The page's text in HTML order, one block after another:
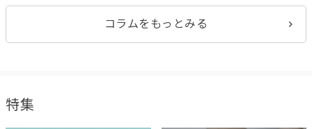
コラムをもっとみる
特集